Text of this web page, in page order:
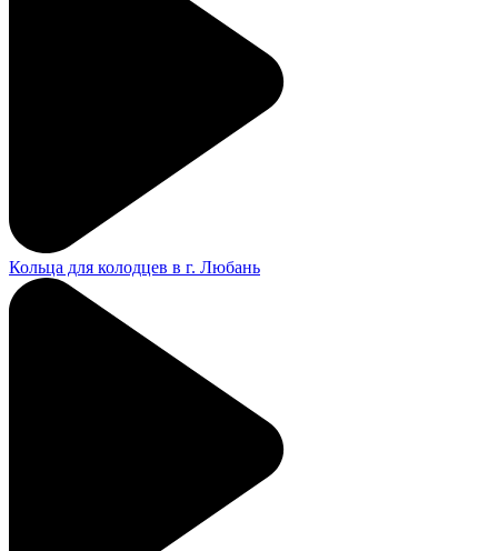
Кольца для колодцев в г. Любань